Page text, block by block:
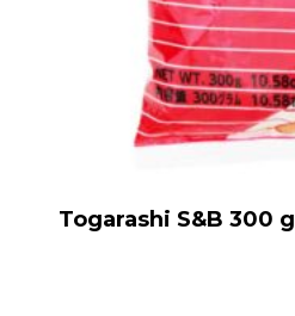
Togarashi S&B 300 g